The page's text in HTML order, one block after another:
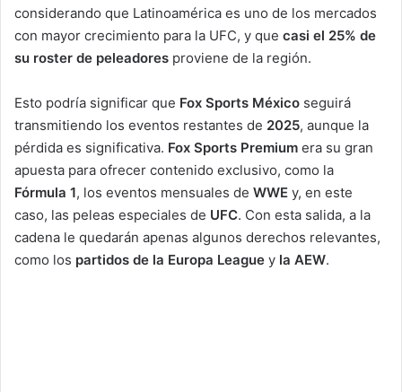
considerando que Latinoamérica es uno de los mercados
con mayor crecimiento para la UFC, y que casi el 25% de
su roster de peleadores proviene de la región.
Esto podría significar que Fox Sports México seguirá
transmitiendo los eventos restantes de 2025, aunque la
pérdida es significativa. Fox Sports Premium era su gran
apuesta para ofrecer contenido exclusivo, como la
Fórmula 1, los eventos mensuales de WWE y, en este
caso, las peleas especiales de UFC. Con esta salida, a la
cadena le quedarán apenas algunos derechos relevantes,
como los partidos de la Europa League y la AEW.